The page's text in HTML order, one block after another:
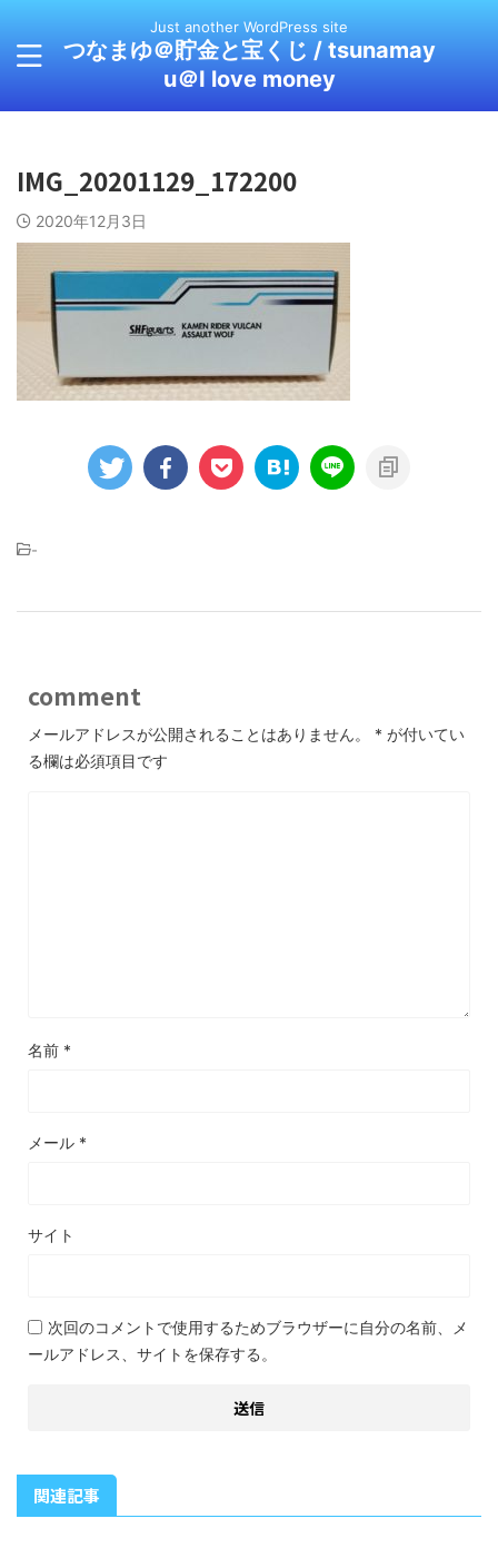
Just another WordPress site
つなまゆ＠貯金と宝くじ / tsunamay
u＠I love money
IMG_20201129_172200
2020年12月3日
-
comment
メールアドレスが公開されることはありません。 * が付いてい
る欄は必須項目です
名前 *
メール *
サイト
次回のコメントで使用するためブラウザーに自分の名前、メ
ールアドレス、サイトを保存する。
関連記事